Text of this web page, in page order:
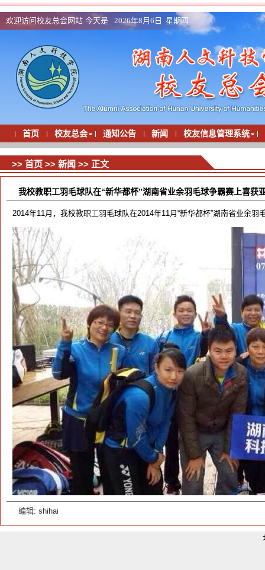
欢迎访问校友总会网站 今天是 2026年8月6日 星期四
首页 校友总会 通知公告 新闻 校友信息管理系统
>> 首页 >> 新闻 >> 正文
我校教职工羽毛球队在“新华都杯”湖南省业余羽毛球争霸赛上喜获
2014年11月，我校教职工羽毛球队在2014年11月“新华都杯”湖南省业余羽
编辑: shihai